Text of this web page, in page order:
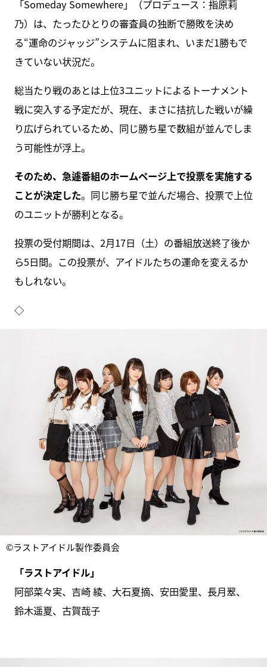
「Someday Somewhere」（プロデュース：指原莉
乃）は、たったひとりの審査員の独断で勝敗を決め
る“運命のジャッジ”システムに阻まれ、いまだ1勝もで
きていない状況だ。
総当たり戦のあとは上位3ユニットによるトーナメント
戦に突入する予定だが、現在、まさに拮抗した戦いが繰
り広げられているため、同じ勝ち星で数組が並んでしま
う可能性が浮上。
そのため、急遽番組のホームページ上で投票を実施する
ことが決定した。同じ勝ち星で並んだ場合、投票で上位
のユニットが勝利となる。
投票の受付期間は、2月17日（土）の番組放送終了後か
ら5日間。この投票が、アイドルたちの運命を変えるか
もしれない。
◇
©ラストアイドル製作委員会
「ラストアイドル」
阿部菜々実、吉崎 綾、大石夏摘、安田愛里、長月翠、
鈴木遥夏、古賀哉子